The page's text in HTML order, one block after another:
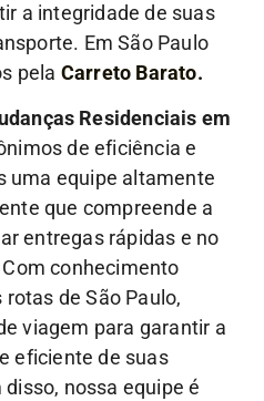
a integridade de suas
Em São Paulo
pela Carreto Barato.
Residenciais em
de eficiência e
uma equipe altamente
que compreende a
entregas rápidas e no
conhecimento
de São Paulo,
viagem para garantir a
eficiente de suas
disso, nossa equipe é